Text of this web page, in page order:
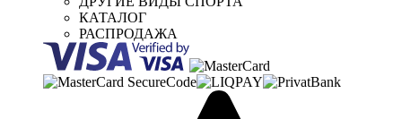
КАТАЛОГ
РАСПРОДАЖА